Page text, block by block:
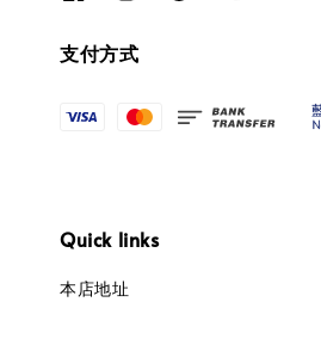
支付方式
Quick links
本店地址